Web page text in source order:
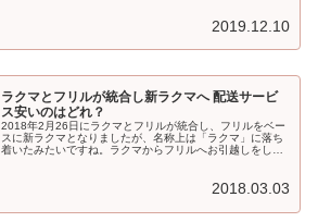
2019.12.10
ラクマとフリルが統合し新ラクマへ 配送サービ
ス安いのはどれ？
2018年2月26日にラクマとフリルが統合し、フリルをベー
スに新ラクマとなりましたが、名称上は「ラクマ」に落ち
着いたみたいですね。ラクマからフリルへお引越しをし、
2018.03.03